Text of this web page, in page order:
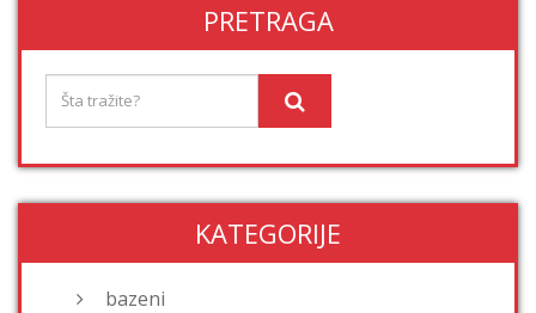
PRETRAGA
KATEGORIJE
bazeni